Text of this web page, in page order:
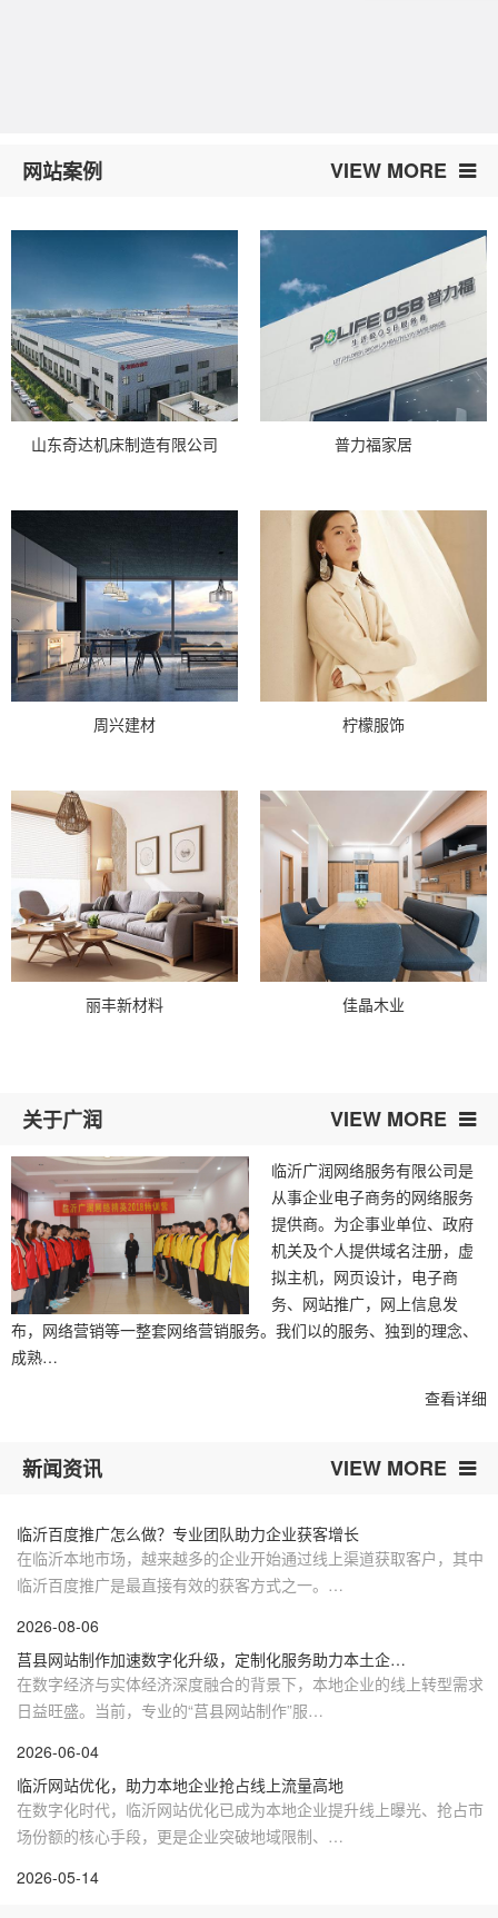
网站案例 VIEW MORE
山东奇达机床制造有限公司 普力福家居
周兴建材 柠檬服饰
丽丰新材料 佳晶木业
关于广润 VIEW MORE
临沂广润网络服务有限公司是
从事企业电子商务的网络服务
提供商。为企事业单位、政府
机关及个人提供域名注册，虚
拟主机，网页设计，电子商
务、网站推广，网上信息发
布，网络营销等一整套网络营销服务。我们以的服务、独到的理念、
成熟…
查看详细
新闻资讯 VIEW MORE
临沂百度推广怎么做？专业团队助力企业获客增长
在临沂本地市场，越来越多的企业开始通过线上渠道获取客户，其中
临沂百度推广是最直接有效的获客方式之一。…
2026-08-06
莒县网站制作加速数字化升级，定制化服务助力本土企…
在数字经济与实体经济深度融合的背景下，本地企业的线上转型需求
日益旺盛。当前，专业的“莒县网站制作”服…
2026-06-04
临沂网站优化，助力本地企业抢占线上流量高地
在数字化时代，临沂网站优化已成为本地企业提升线上曝光、抢占市
场份额的核心手段，更是企业突破地域限制、…
2026-05-14